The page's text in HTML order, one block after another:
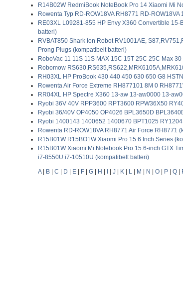
R14B02W RedmiBook NoteBook Pro 14 Xiaomi Mi
Rowenta Typ RD-ROW18VA RH8771 RD-
RE03XL L09281-855 HP Envy X360 Convertible
batteri)
RVBAT850 Shark Ion Robot RV1001AE,
Prong Plugs (kompatibelt batteri)
RoboVac 11 11S 11S MAX 15C 15T 25C 25C Max
Robomow
RH03XL HP ProBook 430 440 450 630 650 G8
Rowenta Air Force Extreme RH877101 8M 0
RR04XL HP Spectre X360 13-aw 13-aw0000 13-
Ryobi 36V 40V RPP3600 RPT3600 RPW36X50
Ryobi 36/40V OP4050 OP4026 BPL3650D
Ryobi 1400143 1400652 1400670 BPT1025
Rowenta RD-ROW18VA RH8771 Air Force RH8771
R15B01W R15BO1W Xiaomi Pro 15.6 Inch Series
R15B01W Xiaomi Mi Notebook Pro 15.6-inch GTX
i7-8550U i7-10510U (kompatibelt batteri)
A| B C D E F G H J K L M N O P Q